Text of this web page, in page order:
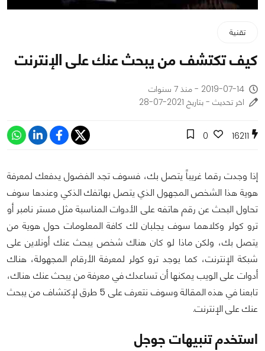
تقنية
كيف تكتشف من يبحث عنك على الإنترنت
2019-07-14 - منذ 7 سنوات
اخر تحديث - بتاريخ 2021-07-28
16211
0
إذا وجدت رقما غريباً يتصل بك، فسوف تجد الفضول يدفعك لمعرفة
هوية هذا الشخص المجهول الذي يتصل بهاتفك الذكي وعندها سوف
تحاول البحث عن رقم هاتفه على الأدوات المناسبة مثل مستر نامبر أو
ترو كولر وكلاهما سوف يجلبان لك كافة المعلومات حول هوية من
يتصل بك، ولكن ماذا لو كان هناك شخص يبحث عنك أونلاين على
شبكة الإنترنت، كما يوجد ترو كولر لمعرفة الأرقام المجهولة، هناك
أدوات على الويب يمكنها أن تساعدك في معرفة من يبحث عنك هناك،
تابعنا في هذه المقالة وسوف نتعرف على 5 طرق لإكتشاف من يبحث
عنك على الإنترنت.
استخدم تنبيهات جوجل